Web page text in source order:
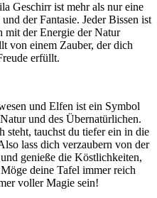
Geschirr ist mehr als nur eine
der Fantasie. Jeder Bissen ist
der Energie der Natur
von einem Zauber, der dich
erfüllt.
und Elfen ist ein Symbol
und des Übernatürlichen.
steht, tauchst du tiefer ein in die
lass dich verzaubern von der
genieße die Köstlichkeiten,
deine Tafel immer reich
voller Magie sein!